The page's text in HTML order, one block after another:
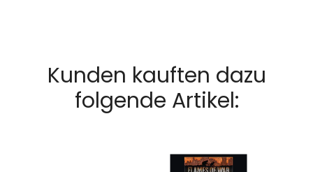
Kunden kauften dazu
folgende Artikel: